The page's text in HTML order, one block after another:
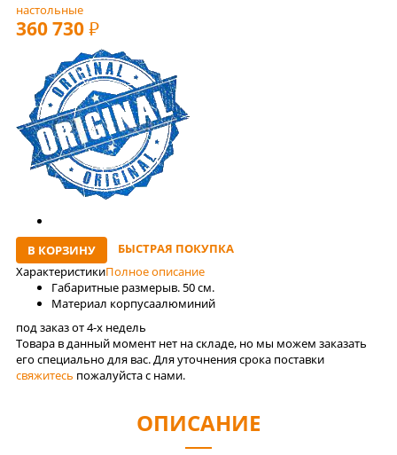
настольные
360 730 РУБ
В КОРЗИНУ
БЫСТРАЯ ПОКУПКА
ХарактеристикиПолное описание
Габаритные размерыв. 50 см.
Материал корпусаалюминий
под заказ от 4-x недель
Товара в данный момент нет на складе, но мы можем заказать
его специально для вас. Для уточнения срока поставки
свяжитесь пожалуйста с нами.
ОПИСАНИЕ